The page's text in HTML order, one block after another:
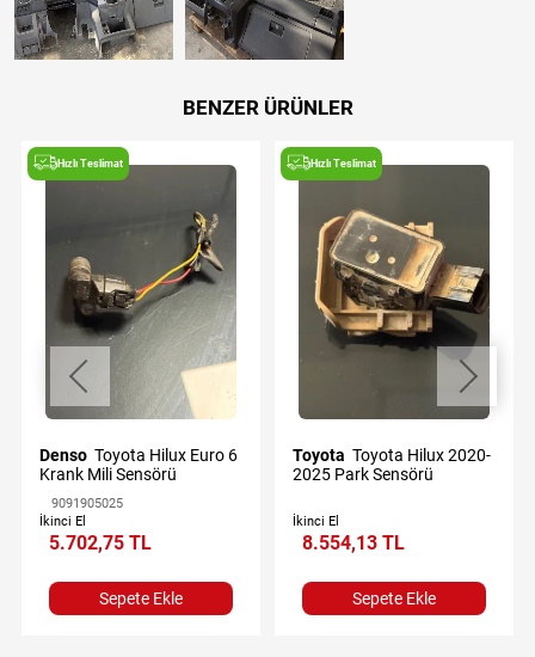
BENZER ÜRÜNLER
Hızlı Teslimat
Denso Toyota Hilux Euro 6
Krank Mili Sensörü
9091905025
İkinci El
5.702,75 TL
Sepete Ekle
Hızlı Teslimat
Toyota
2025 Park Sensörü
İkinci El
8.554,13 TL
Sepete Ekle